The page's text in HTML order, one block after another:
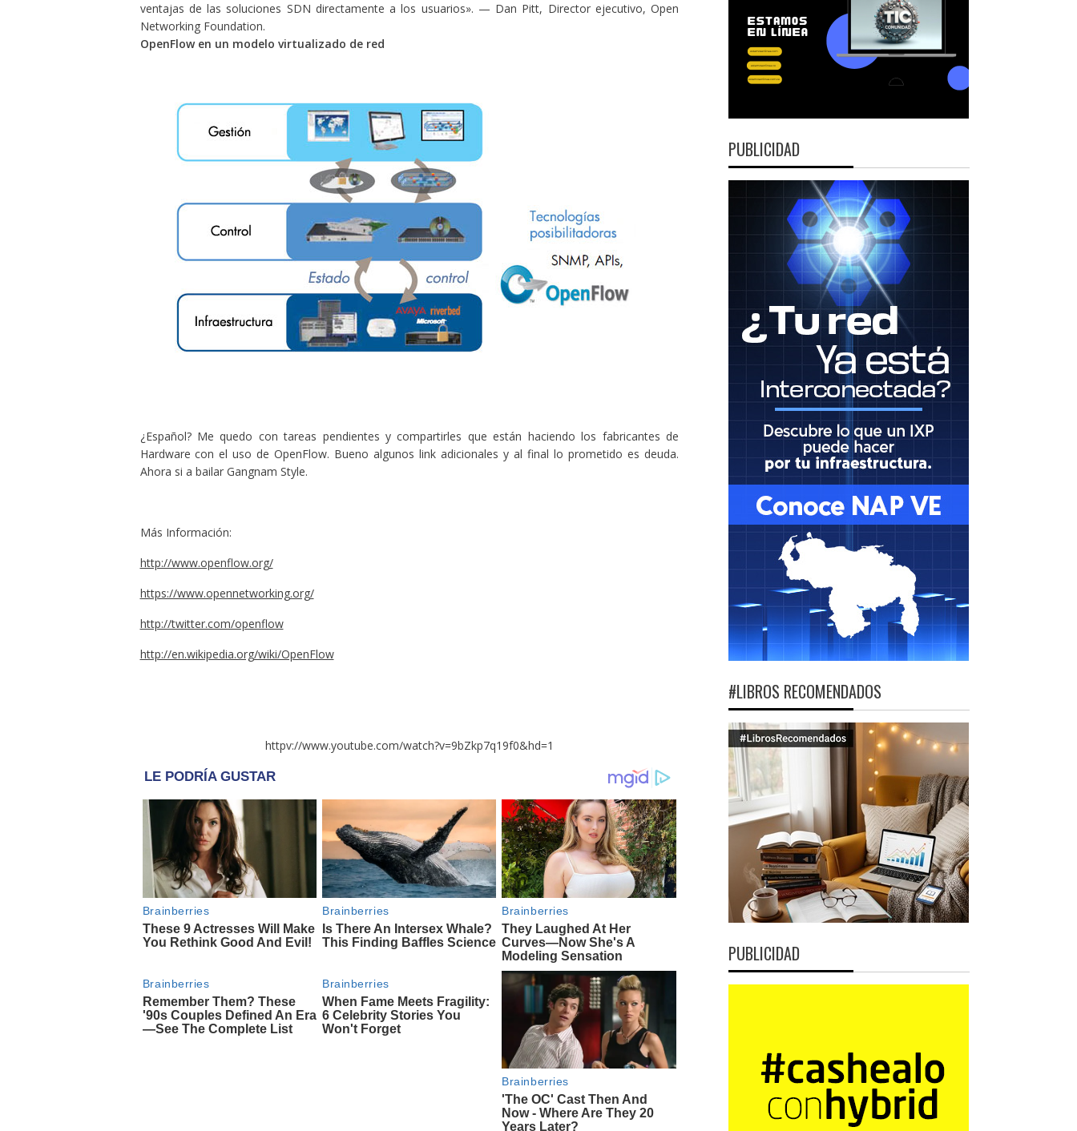
ventajas de las soluciones SDN directamente a los usuarios». — Dan Pitt, Director ejecutivo, Open
Networking Foundation.
OpenFlow en un modelo virtualizado de red
¿Español? Me quedo con tareas pendientes y compartirles que están haciendo los fabricantes de
Hardware con el uso de OpenFlow. Bueno algunos link adicionales y al final lo prometido es deuda.
Ahora si a bailar Gangnam Style.
Más Información:
http://www.openflow.org/
https://www.opennetworking.org/
http://twitter.com/openflow
http://en.wikipedia.org/wiki/OpenFlow
httpv://www.youtube.com/watch?v=9bZkp7q19f0&hd=1
PUBLICIDAD
#LIBROS RECOMENDADOS
PUBLICIDAD